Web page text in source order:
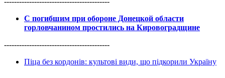
С погибшим при обороне Донецкой области
горловчанином простились на Кировоградщине
------------------------------------------
Піца без кордонів: культові види, що підкорили Україну